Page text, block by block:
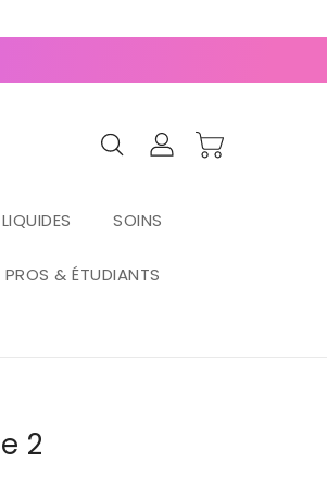
⚡Paiement 2-4x Alma ⚡
LIQUIDES SOINS
PROS & ÉTUDIANTS
2